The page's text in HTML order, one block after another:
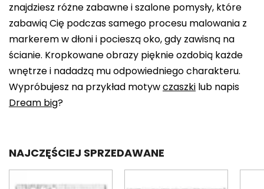
znajdziesz różne zabawne i szalone pomysły, które
zabawią Cię podczas samego procesu malowania z
markerem w dłoni i pocieszą oko, gdy zawisną na
ścianie. Kropkowane obrazy pięknie ozdobią każde
wnętrze i nadadzą mu odpowiedniego charakteru.
Wypróbujesz na przykład motywczaszki lub napis
Dream big?
NAJCZĘŚCIEJ SPRZEDAWANE